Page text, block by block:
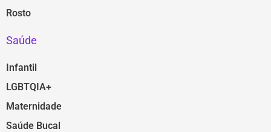
Rosto
Saúde
Infantil
LGBTQIA+
Maternidade
Saúde Bucal